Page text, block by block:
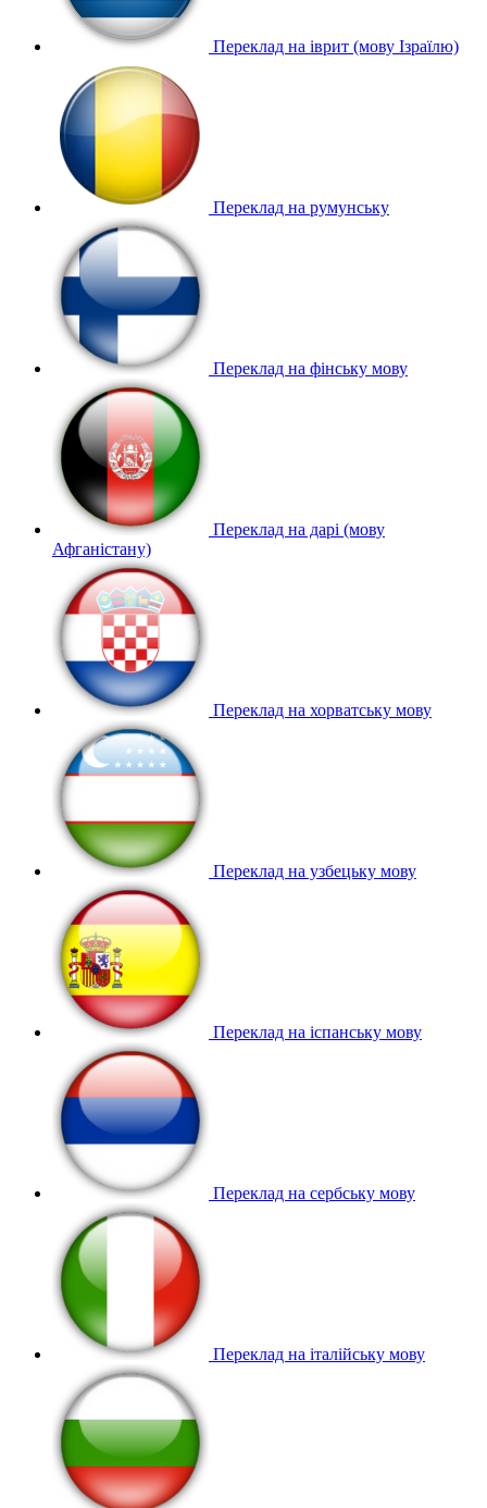
Переклад на іврит (мову Ізраїлю)
Переклад на румунську
Переклад на фінську мову
Переклад на дарі (мову
Афганістану)
Переклад на хорватську мову
Переклад на узбецьку мову
Переклад на іспанську мову
Переклад на сербську мову
Переклад на італійську мову